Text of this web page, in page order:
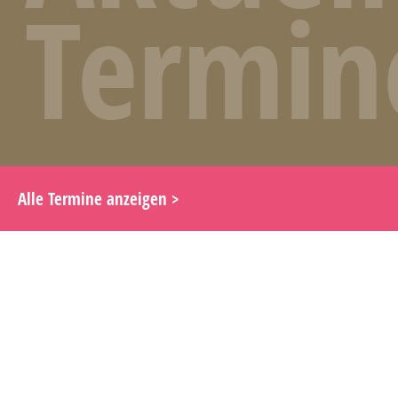
Alle Termine anzeigen >